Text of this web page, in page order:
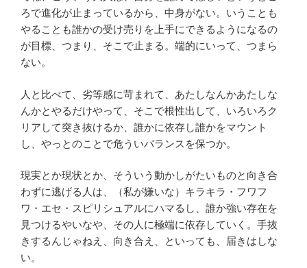
ろで進化が止まっているから、中身がない。いうことも
やることも誰かの受け売りを上手にできるようになるの
が目標、つまり、そこで止まる。端的にいって、つまら
ない。
人と比べて、劣等感に苛まれて、あたしなんかあたしな
んかとやるだけやって、そこで根性出して、いろいろク
リアして突き抜けるか、誰かに依存し誰かをマウント
し、やっとのことで危ういバランスを保つか。
現実とか現状とか、そういう動かしがたいものと向き合
わずに逃げる人は、（私が嫌いな）キラキラ・フワフ
ワ・エセ・スピリシュアルにハマるし、誰か強い存在を
見つけるやいなや、その人に極端に依存していく。手抜
きするんじゃねえ、向き合え、といっても、届きはしな
い。